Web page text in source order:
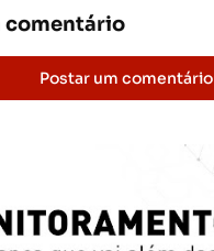
comentário
Postar um comentário